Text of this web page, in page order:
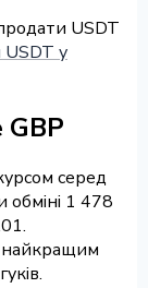
USDT
USDT у
серед
обміні 1 478
найкращим